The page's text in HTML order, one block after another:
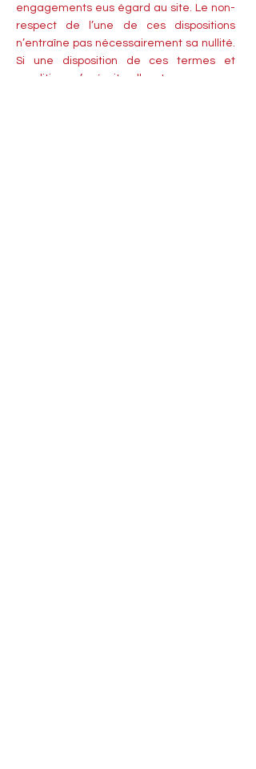
engagements eus égard au site. Le non-
respect de l’une de ces dispositions
n’entraîne pas nécessairement sa nullité.
Si une disposition de ces termes et
conditions s’avérait nulle et non avenue,